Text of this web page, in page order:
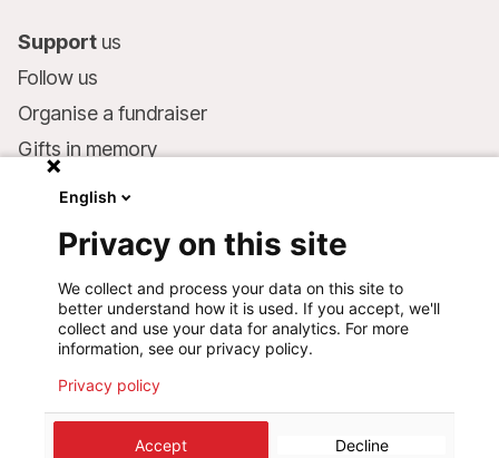
Support us
Follow us
Organise a fundraiser
Gifts in memory
Make a donation
Bank account:
LU75 1111 0000 4848 0000
Behavioural Commitments
Médecins Sans Frontières Luxembourg
English
Privacy on this site
We collect and process your data on this site to
better understand how it is used. If you accept, we'll
collect and use your data for analytics. For more
information, see our privacy policy.
Privacy policy
Accept Decline